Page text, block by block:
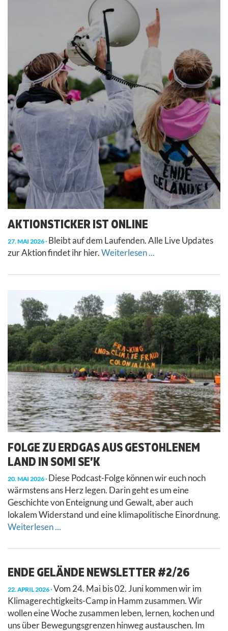
AKTIONSTICKER IST ONLINE
27. MAI 2026 Bleibt auf dem Laufenden. Alle Live Updates
zur Aktion findet ihr hier.Weiterlesen ...
FOLGE ZU ERDGAS AUS GESTOHLENEM
LAND IN SOMI SE’K
20. MAI 2026 Diese Podcast-Folge können wir euch noch
wärmstens ans Herz legen. Darin geht es um eine
Geschichte von Enteignung und Gewalt, aber auch
lokalem Widerstand und eine klimapolitische Einordnung.
Weiterlesen ...
ENDE GELÄNDE NEWSLETTER #2/26
22. APRIL 2026 Vom 24. Mai bis 02. Juni kommen wir im
Klimagerechtigkeits-Camp in Hamm zusammen. Wir
wollen eine Woche zusammen leben, lernen, kochen und
uns über Bewegungsgrenzen hinweg austauschen. Im